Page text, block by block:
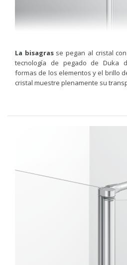
La bisagras se pegan al cristal
tecnología de pegado de Duka
formas de los elementos y el brillo
cristal muestre plenamente su